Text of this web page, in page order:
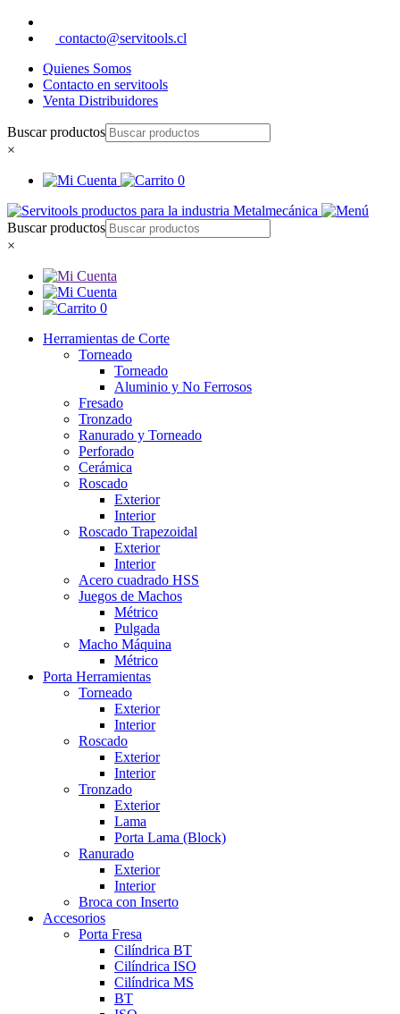
contacto@servitools.cl
Quienes Somos
Contacto en servitools
Venta Distribuidores
Buscar productos
×
0
Buscar productos
×
0
Herramientas de Corte
Torneado
Torneado
Aluminio y No Ferrosos
Fresado
Tronzado
Ranurado y Torneado
Perforado
Cerámica
Roscado
Exterior
Interior
Roscado Trapezoidal
Exterior
Interior
Acero cuadrado HSS
Juegos de Machos
Métrico
Pulgada
Macho Máquina
Métrico
Porta Herramientas
Torneado
Exterior
Interior
Roscado
Exterior
Interior
Tronzado
Exterior
Lama
Porta Lama (Block)
Ranurado
Exterior
Interior
Broca con Inserto
Accesorios
Porta Fresa
Cilíndrica BT
Cilíndrica ISO
Cilíndrica MS
BT